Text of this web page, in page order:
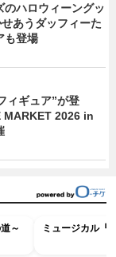
のハロウィーングッ
あうダッフィーた
も登場
ィギュア”が登
2026 in
～ ミュージカル『